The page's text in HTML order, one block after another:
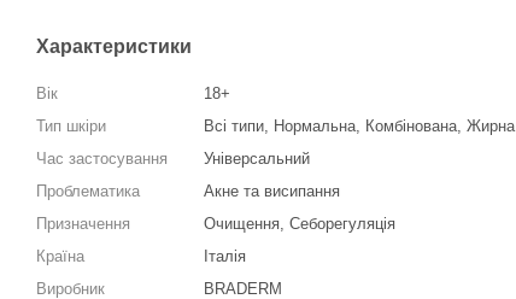
Характеристики
Вік
18+
Тип шкіри
Всі типи, Нормальна, Комбінована, Жирна
Час застосування
Універсальний
Проблематика
Акне та висипання
Призначення
Очищення, Себорегуляція
Країна
Італія
Виробник
BRADERM